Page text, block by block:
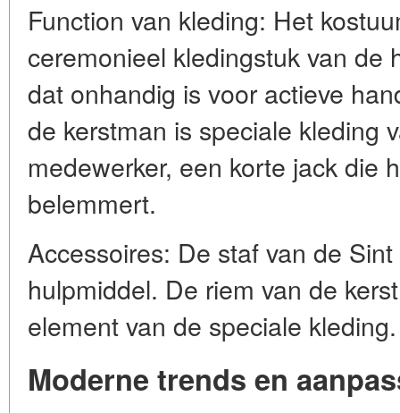
Function van kleding: Het
ceremonieel kledingstuk van de
dat onhandig is voor actieve
de kerstman is speciale kleding
medewerker, een korte jack die
belemmert.
Accessoires: De staf van de
hulpmiddel. De riem van de
element van de speciale kleding.
Moderne trends en